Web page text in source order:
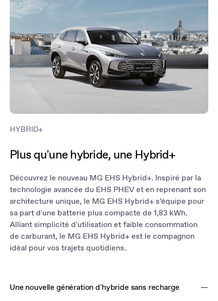
MG EHS Hybrid+
HYBRID+
Plus qu'une hybride, une Hybrid+
Découvrez le nouveau MG EHS Hybrid+. Inspiré par la
technologie avancée du EHS PHEV et en reprenant son
architecture unique, le MG EHS Hybrid+ s’équipe pour
sa part d'une batterie plus compacte de 1,83 kWh.
Alliant simplicité d'utilisation et faible consommation
de carburant, le MG EHS Hybrid+ est le compagnon
idéal pour vos trajets quotidiens.
Une nouvelle génération d'hybride sans recharge